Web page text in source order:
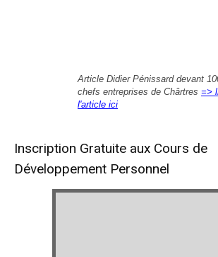
Article Didier Pénissard devant
chefs entreprises de Chârtres =>
l'article ici
Inscription Gratuite aux Cours de
Développement Personnel